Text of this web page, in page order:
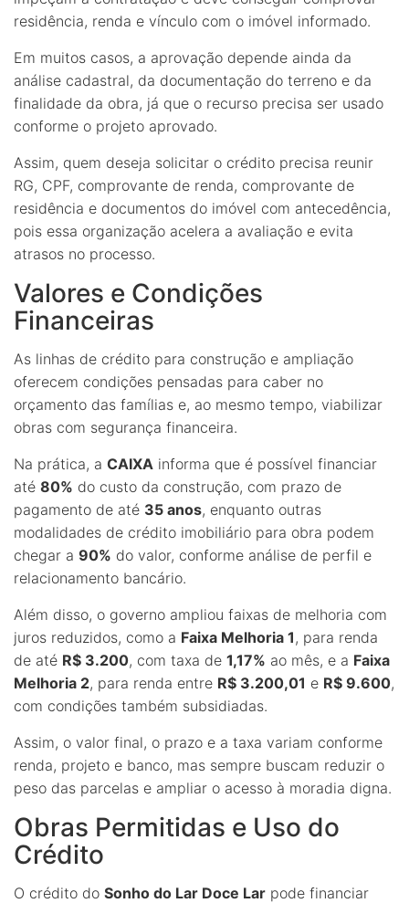
residência, renda e vínculo com o imóvel informado.
Em muitos casos, a aprovação depende ainda da
análise cadastral, da documentação do terreno e da
finalidade da obra, já que o recurso precisa ser usado
conforme o projeto aprovado.
Assim, quem deseja solicitar o crédito precisa reunir
RG, CPF, comprovante de renda, comprovante de
residência e documentos do imóvel com antecedência,
pois essa organização acelera a avaliação e evita
atrasos no processo.
Valores e Condições
Financeiras
As linhas de crédito para construção e ampliação
oferecem condições pensadas para caber no
orçamento das famílias e, ao mesmo tempo, viabilizar
obras com segurança financeira.
Na prática, a CAIXA informa que é possível financiar
até 80% do custo da construção, com prazo de
pagamento de até 35 anos, enquanto outras
modalidades de crédito imobiliário para obra podem
chegar a 90% do valor, conforme análise de perfil e
relacionamento bancário.
Além disso, o governo ampliou faixas de melhoria com
juros reduzidos, como a Faixa Melhoria 1 , para renda
de até R$ 3.200, com taxa de 1,17% ao mês, e a Faixa
Melhoria 2, para renda entre R$ 3.200,01 e R$ 9.600,
com condições também subsidiadas.
Assim, o valor final, o prazo e a taxa variam conforme
renda, projeto e banco, mas sempre buscam reduzir o
peso das parcelas e ampliar o acesso à moradia digna.
Obras Permitidas e Uso do
Crédito
O crédito do Sonho do Lar Doce Lar pode financiar